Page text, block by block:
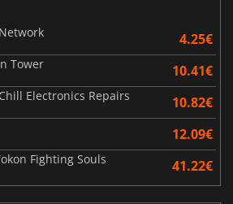
4.25€
Tower 10.41€
Electronics Repairs 10.82€
12.09€
Fighting Souls 41.22€